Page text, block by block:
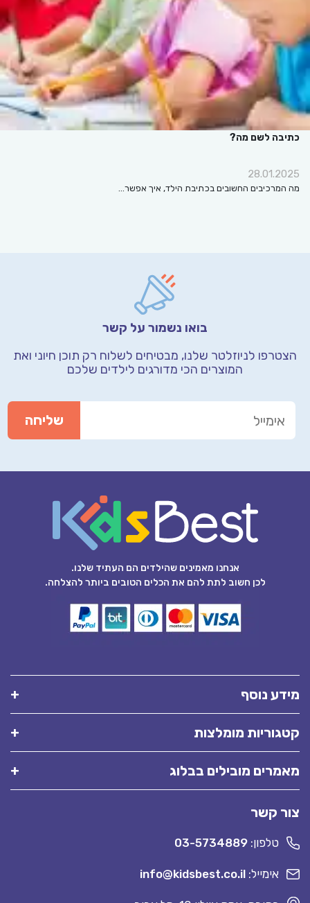
כתיבה לשם מה?
28.01.2025
מה המרכיבים החשובים בכתיבת הילד, איך אפשר…
בואו נשמור על קשר
הצטרפו לניוזלטר שלנו, מבטיחים לשלוח רק תוכן חיוני ואת
המוצרים הכי מדורגים לילדים שלכם
אנחנו מאמינים שהילדים הם העתיד שלנו.
לכן חשוב לתת להם את הכלים הטובים ביותר להצלחה.
מידע נוסף
קטגוריות מומלצות
מאמרים מובילים בבלוג
צור קשר
טלפון: 03-5734889
אימייל: info@kidsbest.co.il